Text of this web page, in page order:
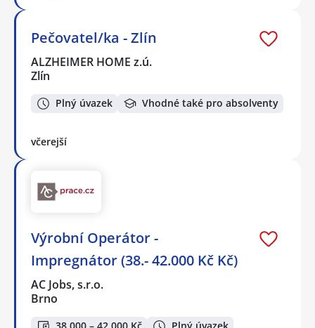
Pečovatel/ka - Zlín
ALZHEIMER HOME z.ú.
Zlín
Plný úvazek Vhodné také pro absolventy
včerejší
Výrobní Operátor -
Impregnátor (38.- 42.000 Kč Kč)
AC Jobs, s.r.o.
Brno